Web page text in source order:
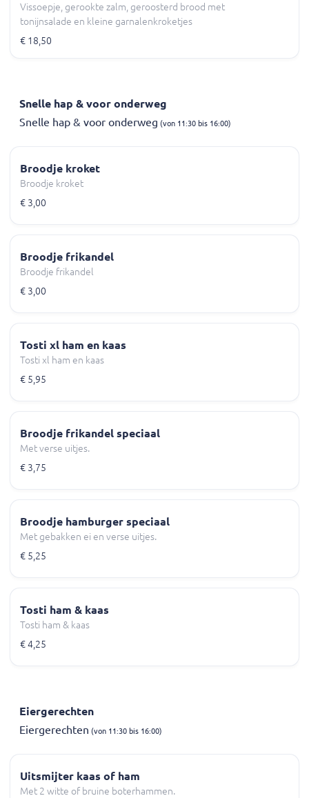
Vissoepje, gerookte zalm, geroosterd brood met
tonijnsalade en kleine garnalenkroketjes
€ 18,50
Snelle hap & voor onderweg
Snelle hap & voor onderweg (von 11:30 bis 16:00)
Broodje kroket
Broodje kroket
€ 3,00
Broodje frikandel
Broodje frikandel
€ 3,00
Tosti xl ham en kaas
Tosti xl ham en kaas
€ 5,95
Broodje frikandel speciaal
Met verse uitjes.
€ 3,75
Broodje hamburger speciaal
Met gebakken ei en verse uitjes.
€ 5,25
Tosti ham & kaas
Tosti ham & kaas
€ 4,25
Eiergerechten
Eiergerechten (von 11:30 bis 16:00)
Uitsmijter kaas of ham
Met 2 witte of bruine boterhammen.